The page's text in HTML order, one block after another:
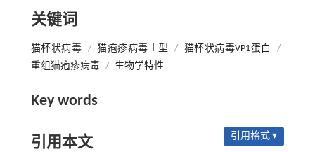
关键词
猫杯状病毒 / 猫疱疹病毒Ⅰ型 / 猫杯状病毒VP1蛋白
/
重组猫疱疹病毒 / 生物学特性
Key words
引用本文 引用格式 ▾